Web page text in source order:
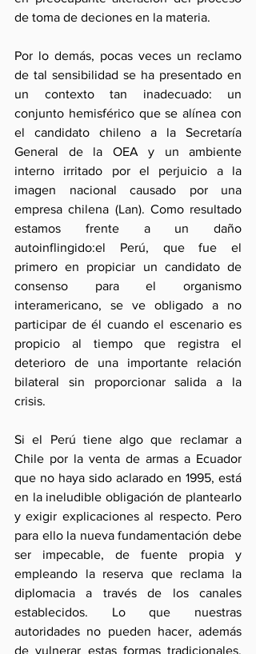
de toma de deciones en la materia.
Por lo demás, pocas veces un reclamo
de tal sensibilidad se ha presentado en
un contexto tan inadecuado: un
conjunto hemisférico que se alínea con
el candidato chileno a la Secretaría
General de la OEA y un ambiente
interno irritado por el perjuicio a la
imagen nacional causado por una
empresa chilena (Lan). Como resultado
estamos frente a un daño
autoinflingido:el Perú, que fue el
primero en propiciar un candidato de
consenso para el organismo
interamericano, se ve obligado a no
participar de él cuando el escenario es
propicio al tiempo que registra el
deterioro de una importante relación
bilateral sin proporcionar salida a la
crisis.
Si el Perú tiene algo que reclamar a
Chile por la venta de armas a Ecuador
que no haya sido aclarado en 1995, está
en la ineludible obligación de plantearlo
y exigir explicaciones al respecto. Pero
para ello la nueva fundamentación debe
ser impecable, de fuente propia y
empleando la reserva que reclama la
diplomacia a través de los canales
establecidos. Lo que nuestras
autoridades no pueden hacer, además
de vulnerar estas formas tradicionales,